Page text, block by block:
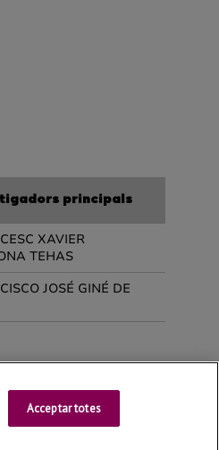
Universitat de Lleida
Acceptar totes